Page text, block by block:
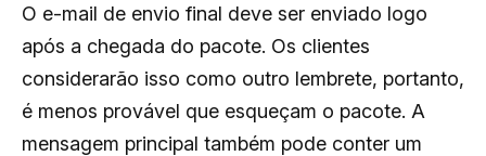
O e-mail de envio final deve ser enviado logo
após a chegada do pacote. Os clientes
considerarão isso como outro lembrete, portanto,
é menos provável que esqueçam o pacote. A
mensagem principal também pode conter um